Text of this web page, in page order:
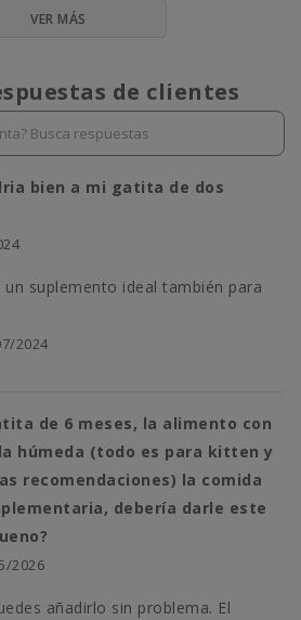
VER MÁS
de clientes
bien a mi gatita de dos
un suplemento ideal también para
2024
de 6 meses, la alimento con
húmeda (todo es para kitten y
recomendaciones) la comida
debería darle este
2026
añadirlo sin problema. El